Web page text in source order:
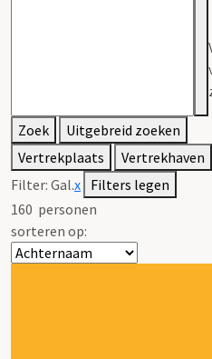
Zoek
Uitgebreid zoeken
Vertrekplaats
Vertrekhaven
Filter: Gal.x Filters legen
160 personen
sorteren op: